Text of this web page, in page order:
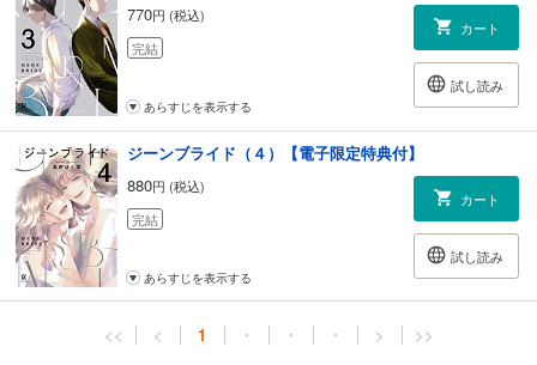
770円 (税込)
完結
カート
試し読み
あらすじを表示する
ジーンブライド（４）【電子限定特典付】
880円 (税込)
完結
カート
試し読み
あらすじを表示する
<< < 1 ・ ・ ・ > >>